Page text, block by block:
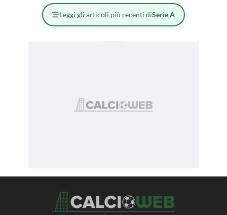
Leggi gli articoli più recenti diSerie A